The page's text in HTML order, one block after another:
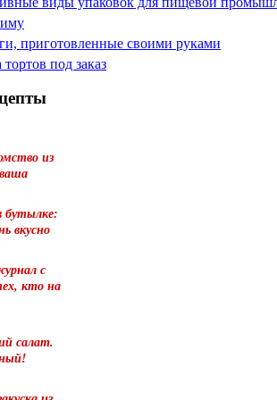
приготовленные своими руками
под заказ
из
бутылке:
вкусно
с
кто на
салат.